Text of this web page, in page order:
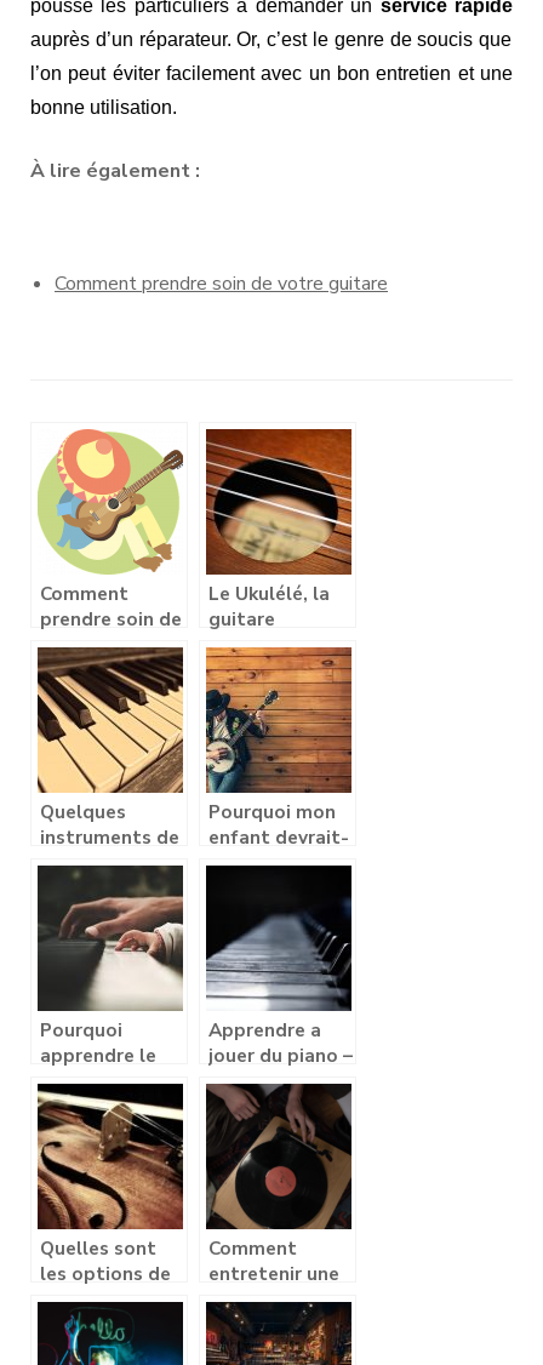
pousse les particuliers à demander un service rapide
auprès d’un réparateur. Or, c’est le genre de soucis que
l’on peut éviter facilement avec un bon entretien et une
bonne utilisation.
À lire également :
Comment prendre soin de votre guitare
Comment
prendre soin de
votre guitare
Le Ukulélé, la
guitare
hawaïenne
Quelques
instruments de
musique
Pourquoi mon
enfant devrait-
il apprendre à
instrument de
musique ?
Pourquoi
apprendre le
piano, cet
instrument
passionnant ?
Apprendre a
jouer du piano –
par ou
commencer ?
Quelles sont
les options de
choix d’un
instrument de
musique ?
Comment
entretenir une
platine vinyle
vintage ?